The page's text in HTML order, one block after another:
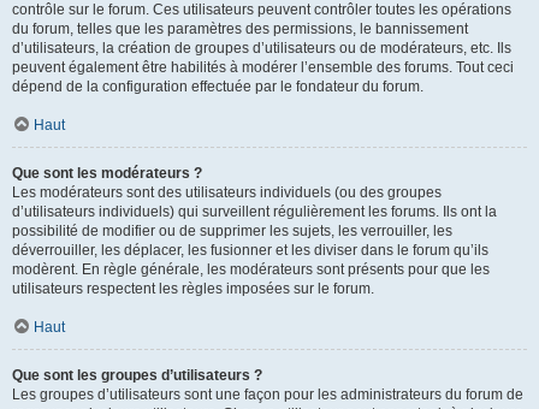
contrôle sur le forum. Ces utilisateurs peuvent contrôler toutes les opérations
du forum, telles que les paramètres des permissions, le bannissement
d’utilisateurs, la création de groupes d’utilisateurs ou de modérateurs, etc. Ils
peuvent également être habilités à modérer l’ensemble des forums. Tout ceci
dépend de la configuration effectuée par le fondateur du forum.
Haut
Que sont les modérateurs ?
Les modérateurs sont des utilisateurs individuels (ou des groupes
d’utilisateurs individuels) qui surveillent régulièrement les forums. Ils ont la
possibilité de modifier ou de supprimer les sujets, les verrouiller, les
déverrouiller, les déplacer, les fusionner et les diviser dans le forum qu’ils
modèrent. En règle générale, les modérateurs sont présents pour que les
utilisateurs respectent les règles imposées sur le forum.
Haut
Que sont les groupes d’utilisateurs ?
Les groupes d’utilisateurs sont une façon pour les administrateurs du forum de